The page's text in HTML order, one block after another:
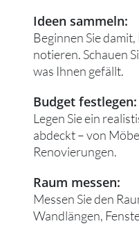
Ideen sammeln:
Beginnen Sie
notieren. Schauen
was Ihnen gefällt.
Budget festlegen:
Legen Sie ein
abdeckt – von
Renovierungen.
Raum messen:
Messen Sie den
Wandlängen,